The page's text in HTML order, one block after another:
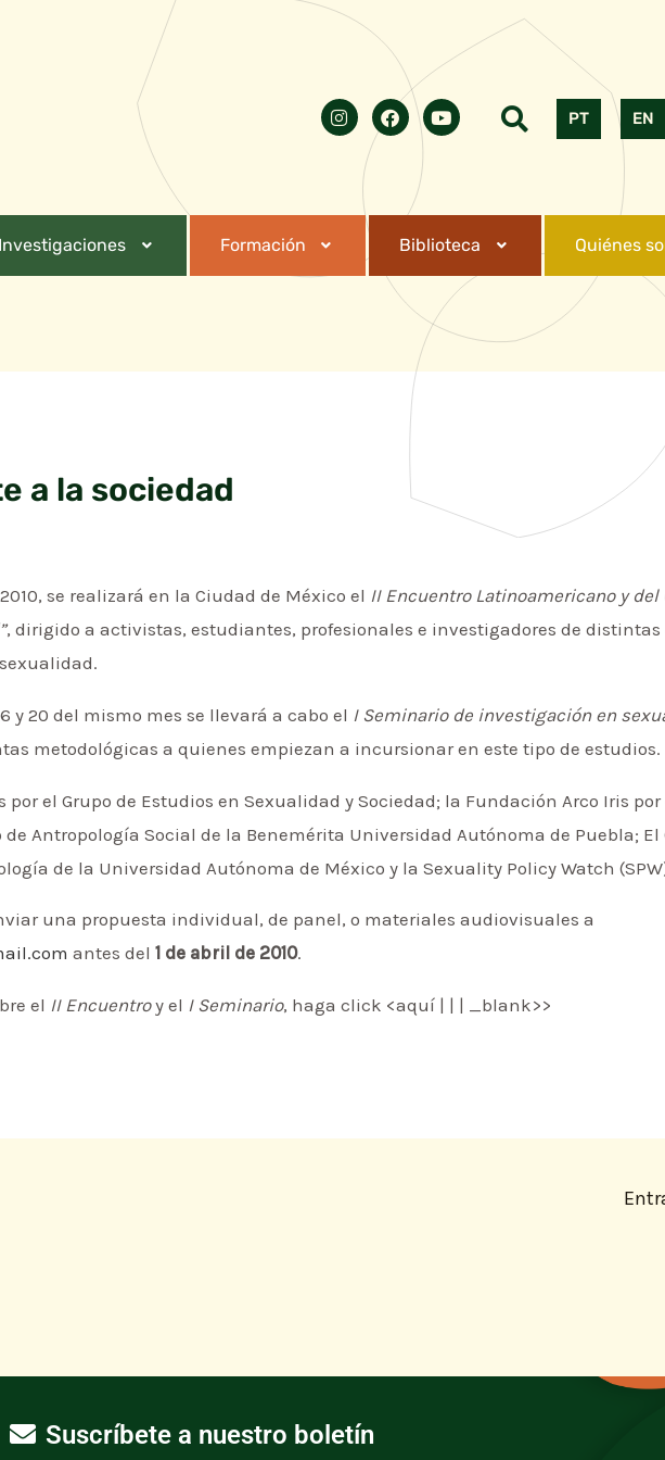
PT EN
Formación Biblioteca Quiénes
a la sociedad
se realizará en la Ciudad de México el II Encuentro Latinoamericano y del
, dirigido a activistas, estudiantes, profesionales e investigadores de
y 20 del mismo mes se llevará a cabo el I Seminario de investigación en
metodológicas a quienes empiezan a incursionar en este tipo de estudios.
por el Grupo de Estudios en Sexualidad y Sociedad; la Fundación Arco Iris por
Antropología Social de la Benemérita Universidad Autónoma de Puebla; El
de la Universidad Autónoma de México y la Sexuality Policy Watch
una propuesta individual, de panel, o materiales audiovisuales a
antes del1 de abril de 2010.
el II Encuentroy el I Seminario, haga click <aquí | | | _blank>>
Suscríbete a nuestro boletín